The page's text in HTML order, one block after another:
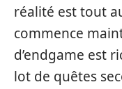
réalité est tout
commence
d’endgame est
lot de quêtes